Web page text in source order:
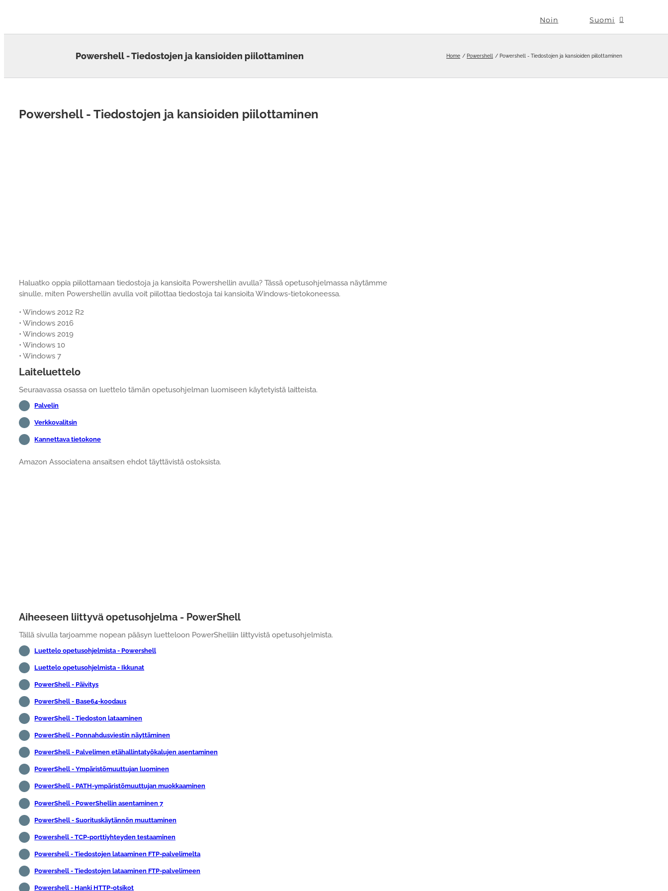
Noin Suomi
Powershell - Tiedostojen ja kansioiden piilottaminen Home Powershell Powershell - Tiedostojen ja kansioiden piilottaminen
Powershell - Tiedostojen ja kansioiden piilottaminen
Haluatko oppia piilottamaan tiedostoja ja kansioita Powershellin avulla? Tässä opetusohjelmassa näytämme
sinulle, miten Powershellin avulla voit piilottaa tiedostoja tai kansioita Windows-tietokoneessa.
• Windows 2012 R2
• Windows 2016
• Windows 2019
• Windows 10
• Windows 7
Laiteluettelo
Seuraavassa osassa on luettelo tämän opetusohjelman luomiseen käytetyistä laitteista.
Palvelin
Verkkovalitsin
Kannettava tietokone
Amazon Associatena ansaitsen ehdot täyttävistä ostoksista.
Aiheeseen liittyvä opetusohjelma - PowerShell
Tällä sivulla tarjoamme nopean pääsyn luetteloon PowerShelliin liittyvistä opetusohjelmista.
Luettelo opetusohjelmista - Powershell
Luettelo opetusohjelmista - Ikkunat
PowerShell - Päivitys
PowerShell - Base64-koodaus
PowerShell - Tiedoston lataaminen
PowerShell - Ponnahdusviestin näyttäminen
PowerShell - Palvelimen etähallintatyökalujen asentaminen
PowerShell - Ympäristömuuttujan luominen
PowerShell - PATH-ympäristömuuttujan muokkaaminen
PowerShell - PowerShellin asentaminen 7
PowerShell - Suorituskäytännön muuttaminen
Powershell - TCP-porttiyhteyden testaaminen
Powershell - Tiedostojen lataaminen FTP-palvelimelta
Powershell - Tiedostojen lataaminen FTP-palvelimeen
Powershell - Hanki HTTP-otsikot